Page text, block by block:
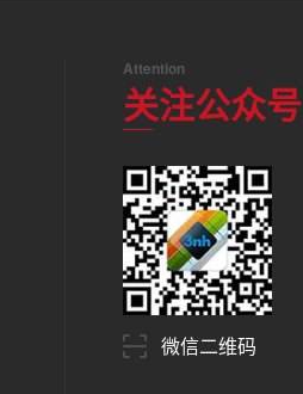
Attention
关注公众号
微信二维码